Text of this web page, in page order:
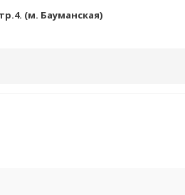
(м. Бауманская)